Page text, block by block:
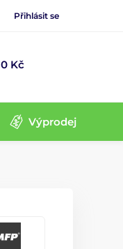
Přihlásit se
0 Kč
Výprodej